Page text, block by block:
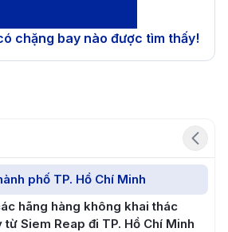
chặng bay nào được tìm thấy!
phố TP. Hồ Chí Minh
hãng hàng không khai thác
từ Siem Reap đi TP. Hồ Chí Minh